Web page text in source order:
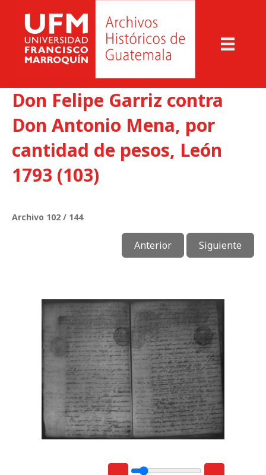
Don Felipe Garriz contra
Don Antonio Mena, por
cantidad de pesos, León
1793 (103)
Archivo 102 / 144
Anterior Siguiente